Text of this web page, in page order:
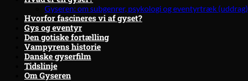
Gyseren: om subgenrer, psykologi og eventyrtræk (uddrag)
Hvorfor fascineres vi af gyset?
Gys og eventyr
Den gotiske fortælling
Vampyrens historie
Danske gyserfilm
Tidslinje
Om Gyseren